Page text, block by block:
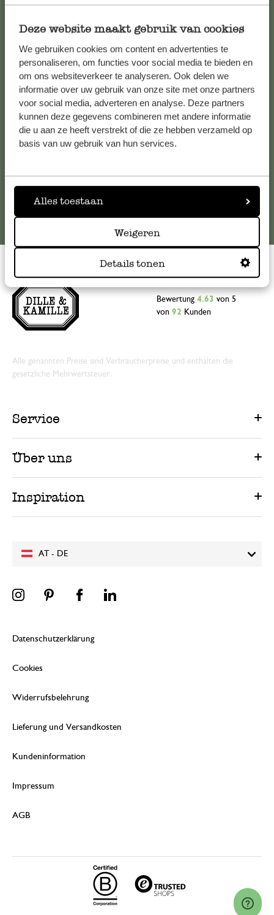
Deze website maakt gebruik van cookies
We gebruiken cookies om content en advertenties te
personaliseren, om functies voor social media te bieden en
om ons websiteverkeer te analyseren. Ook delen we
informatie over uw gebruik van onze site met onze partners
voor social media, adverteren en analyse. Deze partners
kunnen deze gegevens combineren met andere informatie
die u aan ze heeft verstrekt of die ze hebben verzameld op
basis van uw gebruik van hun services.
Alles toestaan
Weigeren
Details tonen
Kundenservice/Hilfe
Falls Sie Fragen haben oder Tipps und Hilfe brauchen, wenden
Sie sich bitte an unseren Kundenservice. Oder lesen Sie hier
die Antworten aufhäufig gestellte Fragen.
kundenservice@dille-kamille.at
Online-Kundenservice
AT - DE
Bewertung 4.63 von 5
von 92 Kunden
Alle genannten Preise sind Verbraucherpreise und enthalten die
gesetzliche Mehrwertsteuer.
Service
Über uns
Inspiration
Datenschutzerklärung
Cookies
Widerrufsbelehrung
Lieferung und Versandkosten
Kundeninformation
Impressum
AGB